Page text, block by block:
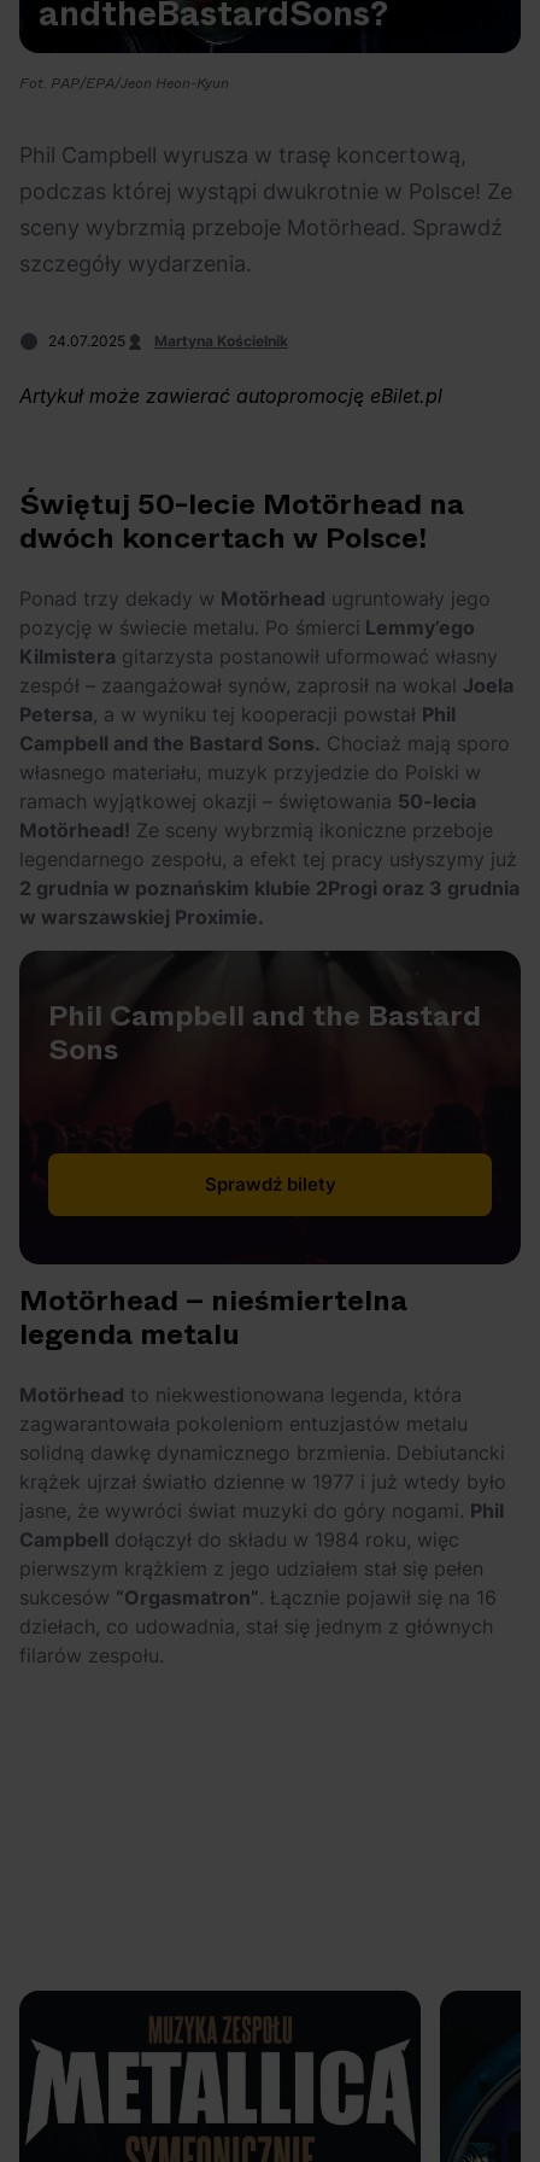
Na czasie
Polecane Scena Impostora 06.08.2026
Kto jest
eBilet Festiwal 05.08.2026
jednoczącą fanów
Polecane Rap 05.08.2026
Szerzej! Skąd
wzięło się pogo na
rapowych
koncertach?
Festiwal OFF Festival 04.08.2026
OFF Festival 2026 –
nocne koncerty
warte uwagi!
andtheBastardSons?
Fot. PAP/EPA/Jeon Heon-Kyun
Phil Campbell wyrusza w trasę koncertową,
podczas której wystąpi dwukrotnie w Polsce! Ze
sceny wybrzmią przeboje Motörhead. Sprawdź
szczegóły wydarzenia.
24.07.2025 Martyna Kościelnik
Artykuł może zawierać autopromocję eBilet.pl
Świętuj 50-lecie Motörhead na
dwóch koncertach w Polsce!
Ponad trzy dekady w Motörhead ugruntowały jego
pozycję w świecie metalu. Po śmierci Lemmy’ego
Kilmistera gitarzysta postanowił uformować własny
zespół – zaangażował synów, zaprosił na wokal Joela
Petersa, a w wyniku tej kooperacji powstał Phil
Campbell and the Bastard Sons. Chociaż mają sporo
własnego materiału, muzyk przyjedzie do Polski w
ramach wyjątkowej okazji – świętowania 50-lecia
Motörhead! Ze sceny wybrzmią ikoniczne przeboje
legendarnego zespołu, a efekt tej pracy usłyszymy już
2 grudnia w poznańskim klubie 2Progi oraz 3 grudnia
w warszawskiej Proximie.
Phil Campbell and the Bastard
Sons
Sprawdź bilety
Motörhead – nieśmiertelna
legenda metalu
Motörhead to niekwestionowana legenda, która
zagwarantowała pokoleniom entuzjastów metalu
solidną dawkę dynamicznego brzmienia. Debiutancki
krążek ujrzał światło dzienne w 1977 i już wtedy było
jasne, że wywróci świat muzyki do góry nogami. Phil
Campbell dołączył do składu w 1984 roku, więc
pierwszym krążkiem z jego udziałem stał się pełen
sukcesów “Orgasmatron”. Łącznie pojawił się na 16
dziełach, co udowadnia, stał się jednym z głównych
filarów zespołu.